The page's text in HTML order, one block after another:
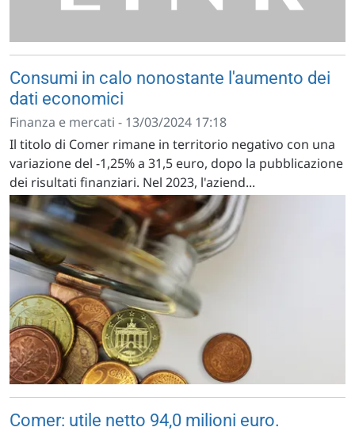
Consumi in calo nonostante l'aumento dei
dati economici
Finanza e mercati - 13/03/2024 17:18
Il titolo di Comer rimane in territorio negativo con una
variazione del -1,25% a 31,5 euro, dopo la pubblicazione
dei risultati finanziari. Nel 2023, l'aziend...
Comer: utile netto 94,0 milioni euro.